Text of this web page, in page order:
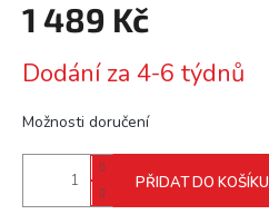
1 489 Kč
cena:
Dodání za 4-6 týdnů
Možnosti doručení
PŘIDAT DO KOŠÍKU